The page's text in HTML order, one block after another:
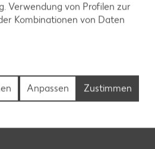
Verwendung von Profilen zur
Kombinationen von Daten
Zustimmen
Anpassen